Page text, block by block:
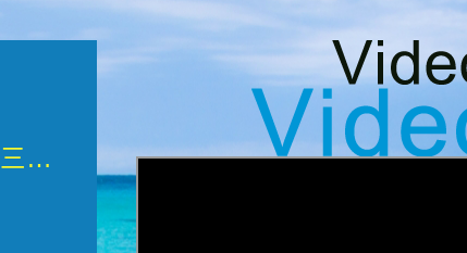
微觀墾丁三部曲 重生....